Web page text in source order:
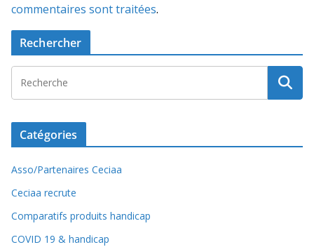
commentaires sont traitées.
Rechercher
Catégories
Asso/Partenaires Ceciaa
Ceciaa recrute
Comparatifs produits handicap
COVID 19 & handicap